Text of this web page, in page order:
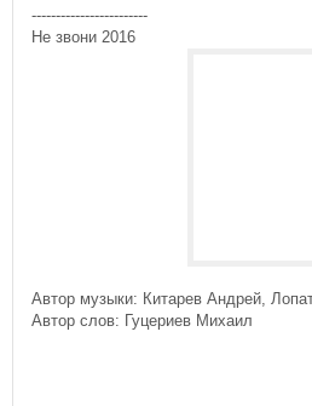
------------------------
Не звони 2016
Автор музыки: Китарев Андрей,
Автор слов: Гуцериев Михаил